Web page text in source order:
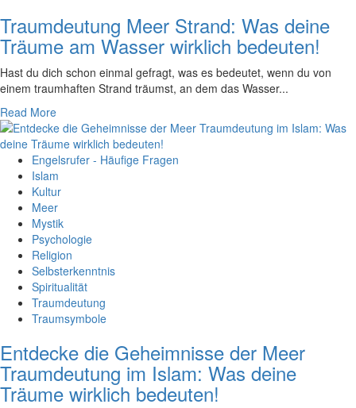
Traumdeutung Meer Strand: Was deine
Träume am Wasser wirklich bedeuten!
Hast du ⁢dich schon einmal gefragt, was es bedeutet, wenn du‌ von
einem traumhaften Strand träumst, an dem das Wasser...
Read More
Engelsrufer - Häufige Fragen
Islam
Kultur
Meer
Mystik
Psychologie
Religion
Selbsterkenntnis
Spiritualität
Traumdeutung
Traumsymbole
Entdecke die Geheimnisse der Meer
Traumdeutung im Islam: Was deine
Träume wirklich bedeuten!